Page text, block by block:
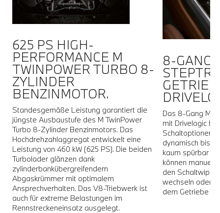
625 PS HIGH-
PERFORMANCE M
TWINPOWER TURBO 8-
ZYLINDER
BENZINMOTOR.
Standesgemäße Leistung garantiert die
jüngste Ausbaustufe des M TwinPower
Turbo 8-Zylinder Benzinmotors. Das
Hochdrehzahlaggregat entwickelt eine
Leistung von 460 kW (625 PS). Die beiden
Turbolader glänzen dank
zylinderbankübergreifendem
Abgaskrümmer mit optimalem
Ansprechverhalten. Das V8-Triebwerk ist
auch für extreme Belastungen im
Rennstreckeneinsatz ausgelegt.
8-GANG
Das 8-Gang M
mit Drivelogic
Schaltoptionen:
dynamisch bis
kaum spürbar
können manuell
den
wechseln oder
dem Getriebe